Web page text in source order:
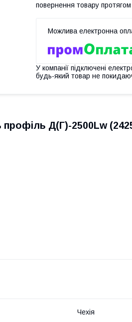
повернення товару протягом
У компанії підключені
будь-який товар не
профіль Д(Г)-2500Lw
Чехія